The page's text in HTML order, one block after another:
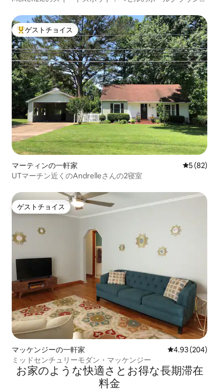
大好評のゲストチョイスです。
ゲストチョイス
マーティンの一軒家 レビュー
5 (82)
UTマーチン近くのAndrelleさんの2寝室
ゲストチョイス
ゲストチョイス
マッケンジーの一軒家 レビュー204
4.93 (204)
ミッドセンチュリーモダン・マッケンジー
お家のような快⁠適⁠さ⁠とお⁠得⁠な長⁠期⁠滞⁠在
料⁠金